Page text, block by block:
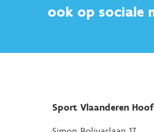
ook op sociale
Sport Vlaanderen